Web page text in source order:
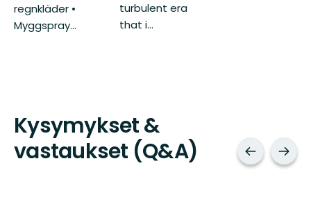
regnkläder •
Myggspray...
turbulent era
that i...
Kysymykset &
vastaukset (Q&A)